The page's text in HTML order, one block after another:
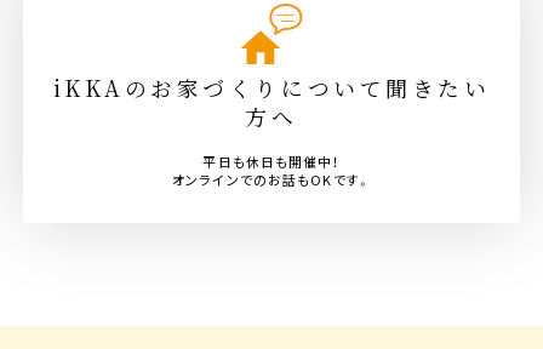
iKKAのお家づくりについて聞きたい
方へ
平日も休日も開催中！
オンラインでのお話もOKです。